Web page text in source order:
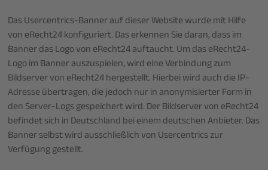
Das Usercentrics-Banner auf dieser Website wurde mit Hilfe
von eRecht24 konfiguriert. Das erkennen Sie daran, dass im
Banner das Logo von eRecht24 auftaucht. Um das eRecht24-
Logo im Banner auszuspielen, wird eine Verbindung zum
Bildserver von eRecht24 hergestellt. Hierbei wird auch die IP-
Adresse übertragen, die jedoch nur in anonymisierter Form in
den Server-Logs gespeichert wird. Der Bildserver von eRecht24
befindet sich in Deutschland bei einem deutschen Anbieter. Das
Banner selbst wird ausschließlich von Usercentrics zur
Verfügung gestellt.